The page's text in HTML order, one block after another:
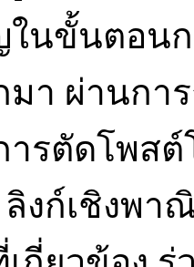
นขั้นตอน
า ผ่านกา
ารตัดโพส
งก์เชิงพ